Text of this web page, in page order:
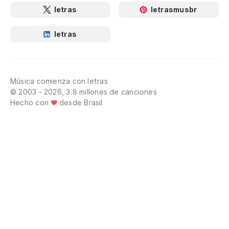
letras letrasmusbr
letras
Música comienza con letras
© 2003 - 2026, 3.8 millones de canciones
Hecho con
desde Brasil